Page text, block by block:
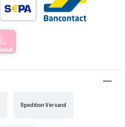
Spedition Versand